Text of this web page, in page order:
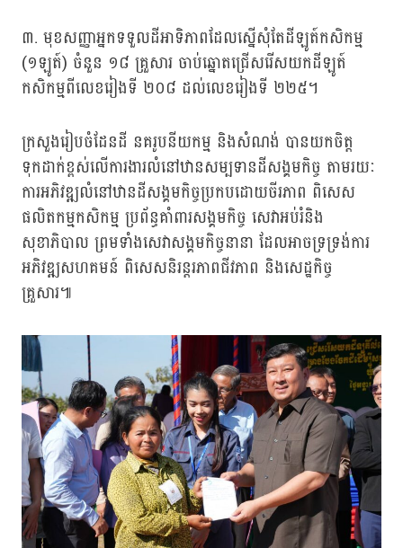
៣. មុខសញ្ញាអ្នកទទួលដីអាទិភាពដែលស្នើសុំតែដីឡូត៍កសិកម្ម
(១ឡូត៍) ចំនួន ១៨ គ្រួសារ ចាប់ឆ្នោតជ្រើសរើសយកដីឡូត៍
កសិកម្មពីលេខរៀងទី ២០៨ ដល់លេខរៀងទី ២២៥។
ក្រសួងរៀបចំដែនដី នគរូបនីយកម្ម និងសំណង់ បានយកចិត្ត
ទុកដាក់ខ្ពស់លើការងារលំនៅឋានសម្បទានដីសង្គមកិច្ច តាមរយៈ
ការអភិវឌ្ឍលំនៅឋានដីសង្គមកិច្ចប្រកបដោយចីរភាព ពិសេស
ផលិតកម្មកសិកម្ម ប្រព័ន្ធគាំពារសង្គមកិច្ច សេវាអប់រំនិង
សុខាភិបាល ព្រមទាំងសេវាសង្គមកិច្ចនានា ដែលអាចទ្រទ្រង់ការ
អភិវឌ្ឍសហគមន៍ ពិសេសនិរន្តរភាពជីវភាព និងសេដ្ឋកិច្ច
គ្រួសារ៕